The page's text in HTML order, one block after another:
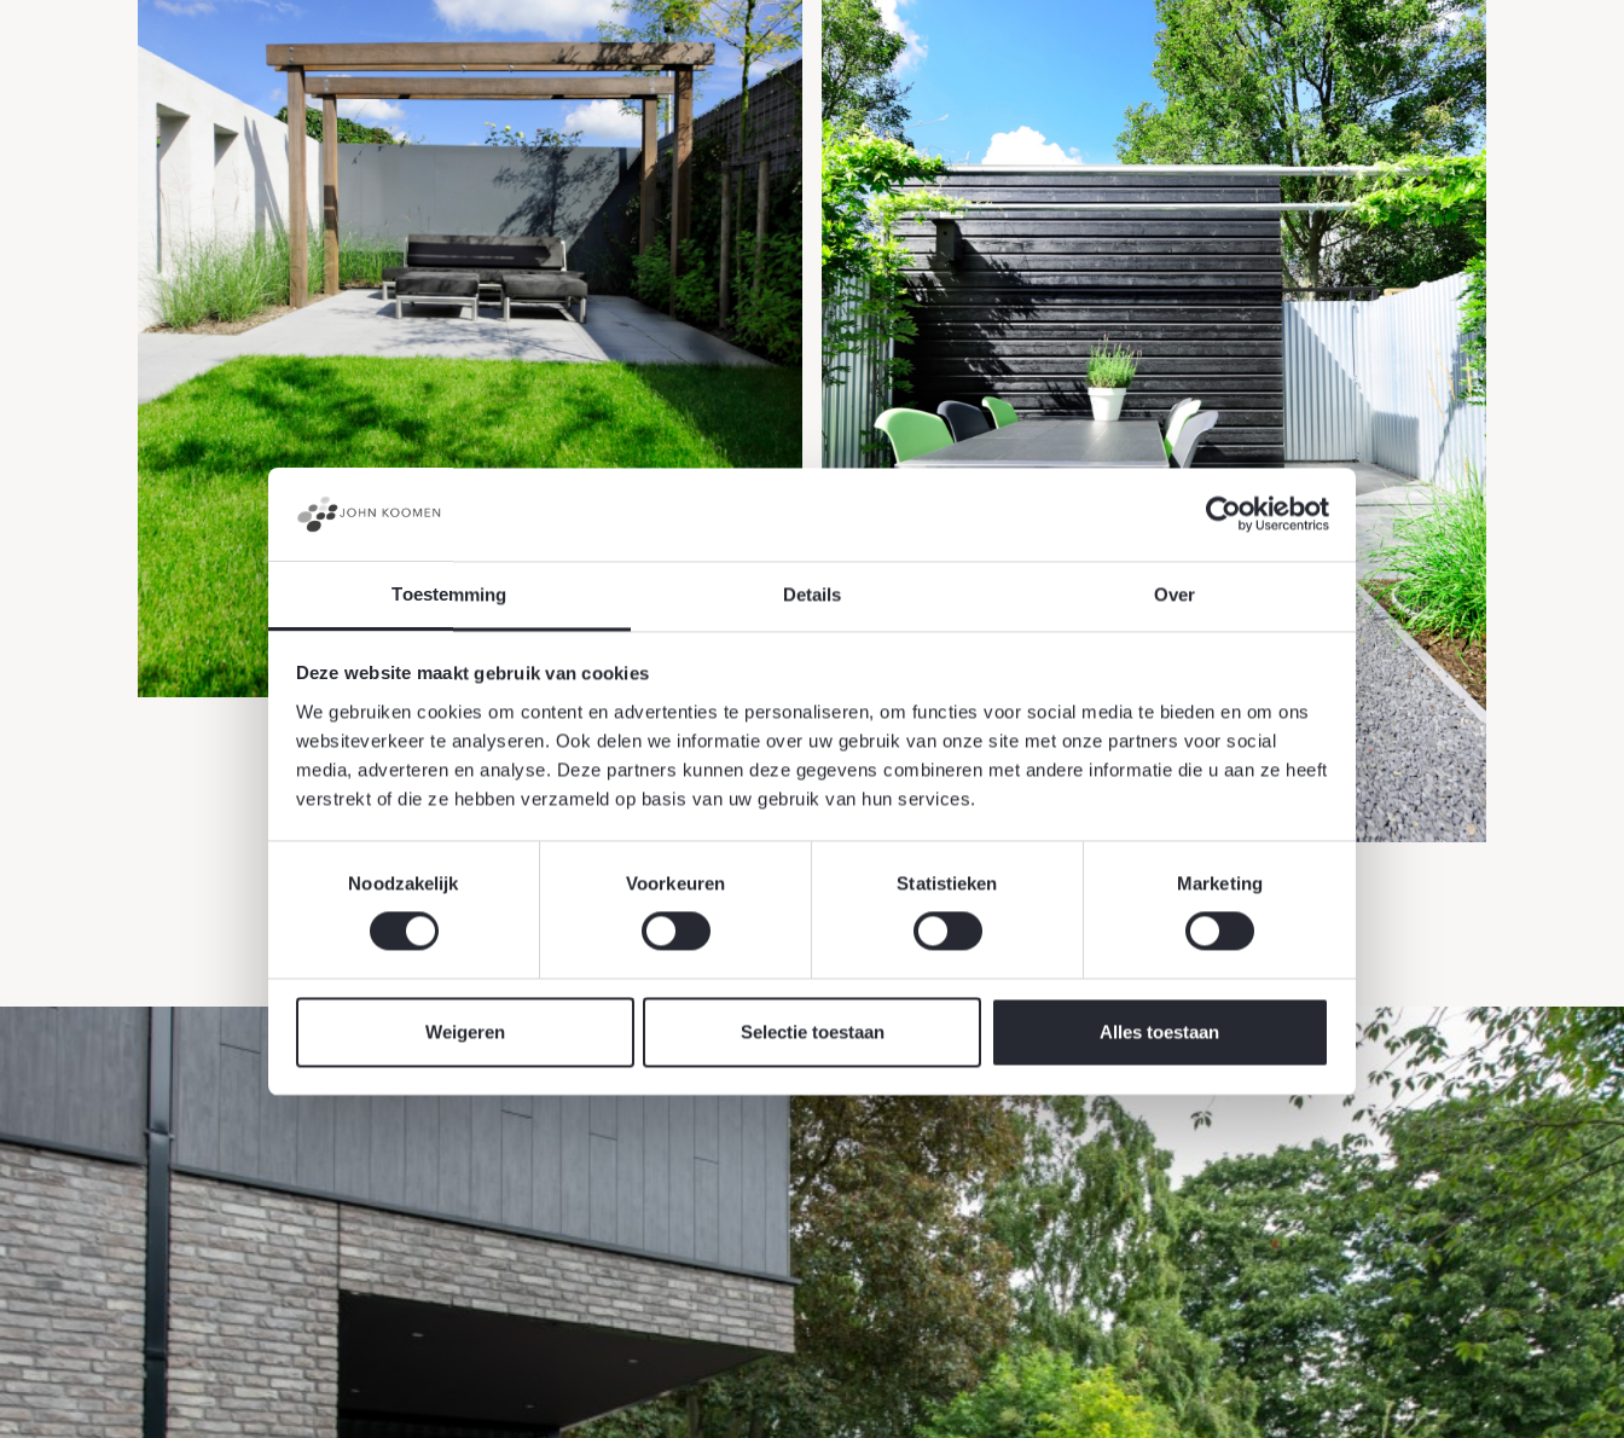
Toestemming Details Over
Deze website maakt gebruik van cookies
We gebruiken cookies om content en advertenties te personaliseren, om functies voor social media te bieden en om ons
websiteverkeer te analyseren. Ook delen we informatie over uw gebruik van onze site met onze partners voor social
media, adverteren en analyse. Deze partners kunnen deze gegevens combineren met andere informatie die u aan ze heeft
verstrekt of die ze hebben verzameld op basis van uw gebruik van hun services.
Noodzakelijk
Voorkeuren Statistieken Marketing
Weigeren Selectie toestaan Alles toestaan